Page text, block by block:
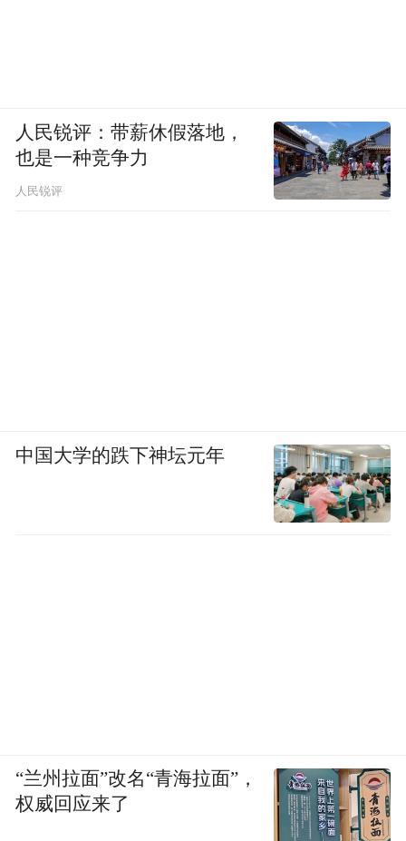
人民锐评：带薪休假落地，
也是一种竞争力
人民锐评
中国大学的跌下神坛元年
“兰州拉面”改名“青海拉面”，
权威回应来了